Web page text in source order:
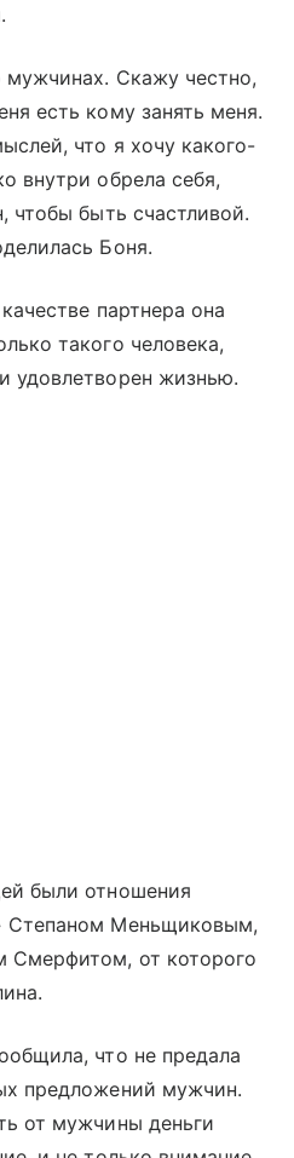
Скажу честно,
есть кому занять меня.
что я хочу какого-
внутри обрела себя,
чтобы быть счастливой.
Боня.
партнера она
такого человека,
удовлетворен жизнью.
были отношения
Степаном Меньщиковым,
Смерфитом, от которого
что не предала
предложений мужчин.
от мужчины деньги